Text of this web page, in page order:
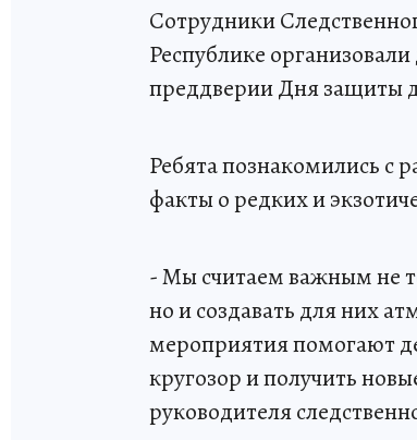
Сотрудники
Республике
преддверии Дня защиты
Ребята познакомились с
факты о редких и
- Мы считаем важным не
но и создавать для них
мероприятия помогают
кругозор и получить
руководителя